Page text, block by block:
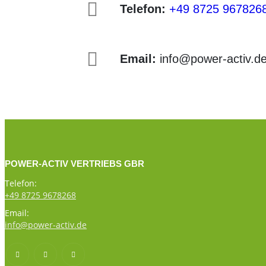
Telefon: +49 8725
Email: info@power-
POWER-ACTIV VERTRIEBS GBR
Telefon:
+49 8725 9678268
Email:
info@power-activ.de